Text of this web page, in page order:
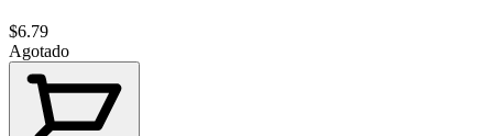
$6.79
Agotado